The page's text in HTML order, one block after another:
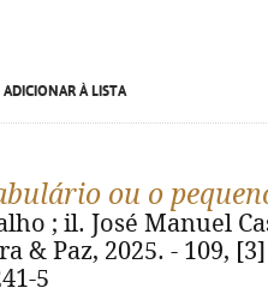
ADICIONAR À LISTA
ou o
; il. José Manuel
& Paz, 2025. - 109,
5